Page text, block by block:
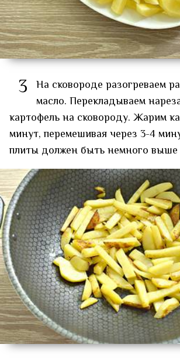
3 На сковороде разогреваем
масло. Перекладываем
картофель на сковороду. Жарим
минут, перемешивая через 3-4
плиты должен быть немного выше